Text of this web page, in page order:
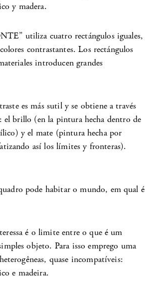
y madera.
utiliza cuatro rectángulos iguales,
contrastantes. Los rectángulos
introducen grandes
es más sutil y se obtiene a través
el brillo (en la pintura hecha dentro de
y el mate (pintura hecha por
así los límites y fronteras).
pode habitar o mundo, em qual é
é o limite entre o que é um
objeto. Para isso emprego uma
quase incompatíveis:
e madeira.